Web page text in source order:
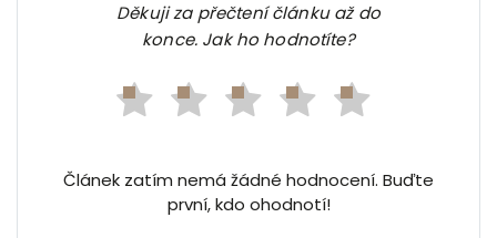
Děkuji za přečtení článku až do
konce. Jak ho hodnotíte?
Článek zatím nemá žádné hodnocení. Buďte
první, kdo ohodnotí!